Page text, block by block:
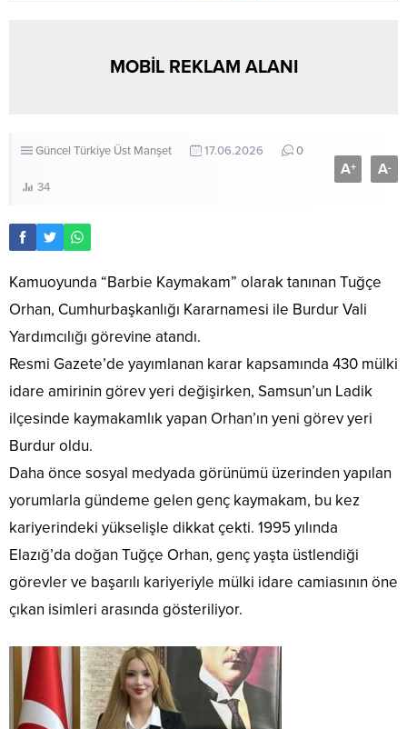
MOBİL REKLAM ALANI
Güncel Türkiye Üst Manşet 17.06.2026 0
34
A+ A-
Kamuoyunda “Barbie Kaymakam” olarak tanınan Tuğçe
Orhan, Cumhurbaşkanlığı Kararnamesi ile Burdur Vali
Yardımcılığı görevine atandı.
Resmi Gazete’de yayımlanan karar kapsamında 430 mülki
idare amirinin görev yeri değişirken, Samsun’un Ladik
ilçesinde kaymakamlık yapan Orhan’ın yeni görev yeri
Burdur oldu.
Daha önce sosyal medyada görünümü üzerinden yapılan
yorumlarla gündeme gelen genç kaymakam, bu kez
kariyerindeki yükselişle dikkat çekti. 1995 yılında
Elazığ’da doğan Tuğçe Orhan, genç yaşta üstlendiği
görevler ve başarılı kariyeriyle mülki idare camiasının öne
çıkan isimleri arasında gösteriliyor.